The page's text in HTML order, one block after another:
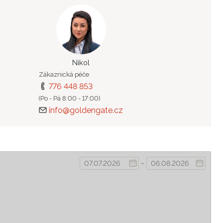
Nikol
Zákaznická péče
776 448 853
(Po - Pá 8:00 - 17:00)
info@goldengate.cz
-